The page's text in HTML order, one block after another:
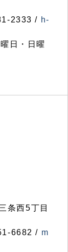
2333 / h-
日・日曜
条西5丁目
6682 / m